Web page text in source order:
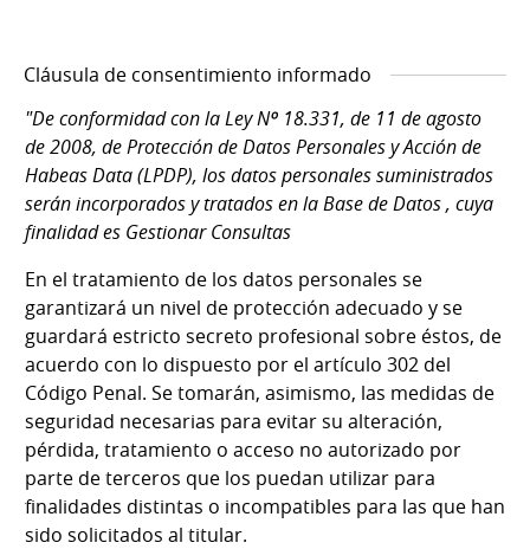
Cláusula de consentimiento informado
"De conformidad con la Ley Nº 18.331, de 11 de agosto
de 2008, de Protección de Datos Personales y Acción de
Habeas Data (LPDP), los datos personales suministrados
serán incorporados y tratados en la Base de Datos , cuya
finalidad es Gestionar Consultas
En el tratamiento de los datos personales se
garantizará un nivel de protección adecuado y se
guardará estricto secreto profesional sobre éstos, de
acuerdo con lo dispuesto por el artículo 302 del
Código Penal. Se tomarán, asimismo, las medidas de
seguridad necesarias para evitar su alteración,
pérdida, tratamiento o acceso no autorizado por
parte de terceros que los puedan utilizar para
finalidades distintas o incompatibles para las que han
sido solicitados al titular.